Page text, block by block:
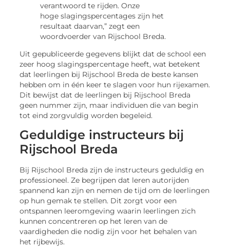
verantwoord te rijden. Onze
hoge slagingspercentages zijn het
resultaat daarvan,” zegt een
woordvoerder van Rijschool Breda.
Uit gepubliceerde gegevens blijkt dat de school een
zeer hoog slagingspercentage heeft, wat betekent
dat leerlingen bij Rijschool Breda de beste kansen
hebben om in één keer te slagen voor hun rijexamen.
Dit bewijst dat de leerlingen bij Rijschool Breda
geen nummer zijn, maar individuen die van begin
tot eind zorgvuldig worden begeleid.
Geduldige instructeurs bij
Rijschool Breda
Bij Rijschool Breda zijn de instructeurs geduldig en
professioneel. Ze begrijpen dat leren autorijden
spannend kan zijn en nemen de tijd om de leerlingen
op hun gemak te stellen. Dit zorgt voor een
ontspannen leeromgeving waarin leerlingen zich
kunnen concentreren op het leren van de
vaardigheden die nodig zijn voor het behalen van
het rijbewijs.